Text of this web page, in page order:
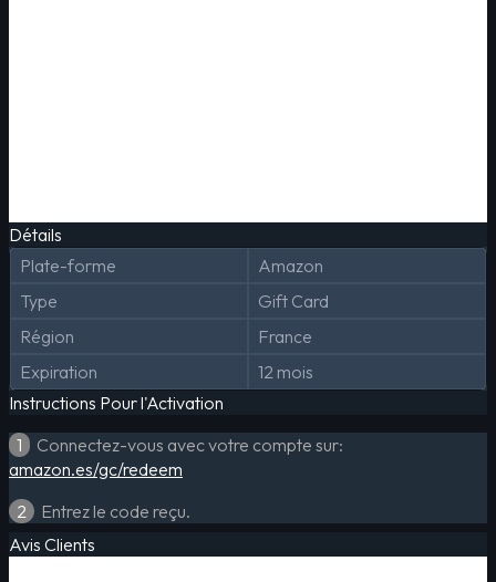
Détails
Plate-forme
Amazon
Type
Gift Card
Région
France
Expiration
12 mois
Instructions Pour l'Activation
1
Connectez-vous avec votre compte sur:
amazon.es/gc/redeem
2
Entrez le code reçu.
Avis Clients